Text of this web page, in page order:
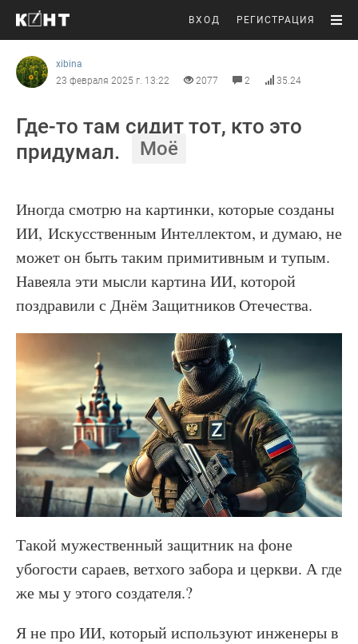
ВХОД РЕГИСТРАЦИЯ
xibina
23 февраля 2025 г. 13:22
2077 2 35.24
Где-то там сидит тот, кто это
придумал.
Моё
Иногда смотрю на картинки, которые созданы
ИИ, Искусственным Интеллектом, и думаю, не
может он быть таким примитивным и тупым.
Навеяла эти мысли картина ИИ, которой
поздравили с Днём Защитников Отечества.
Такой мужественный защитник на фоне
убогости сараев, ветхого забора и церкви. А где
же мы у этого создателя.?
Я не про ИИ, который используют инженеры в